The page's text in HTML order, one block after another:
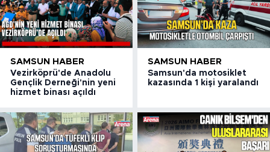
SAMSUN HABER
Vezirköprü'de Anadolu
Gençlik Derneği'nin yeni
hizmet binası açıldı
SAMSUN HABER
Samsun'da motosiklet
kazasında 1 kişi yaralandı